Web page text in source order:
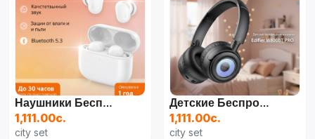
Наушники Беспроводные Redmi Buds 6 Play - Белые
1,111.00с.
city set
Детские Беспроводные Наушники/Р.:Style A|Цв.:Black|
1,111.00с.
city set